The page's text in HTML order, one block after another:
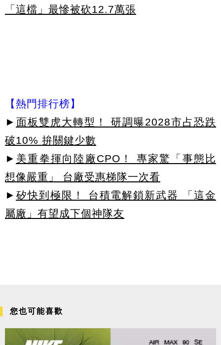
「這檔」最慘被砍12.7萬張
【熱門排行榜】
► 面板雙虎大轉型！ 研調曝2028市占恐跌
破10% 拚關鍵少數
► 美重拳揮向陸廠CPO！ 專家驚「事態比
想像嚴重」 台廠受惠梯隊一次看
► 矽快到極限！ 台積電解鎖新武器 「這金
屬廠」有望成下個神隊友
您也可能喜歡